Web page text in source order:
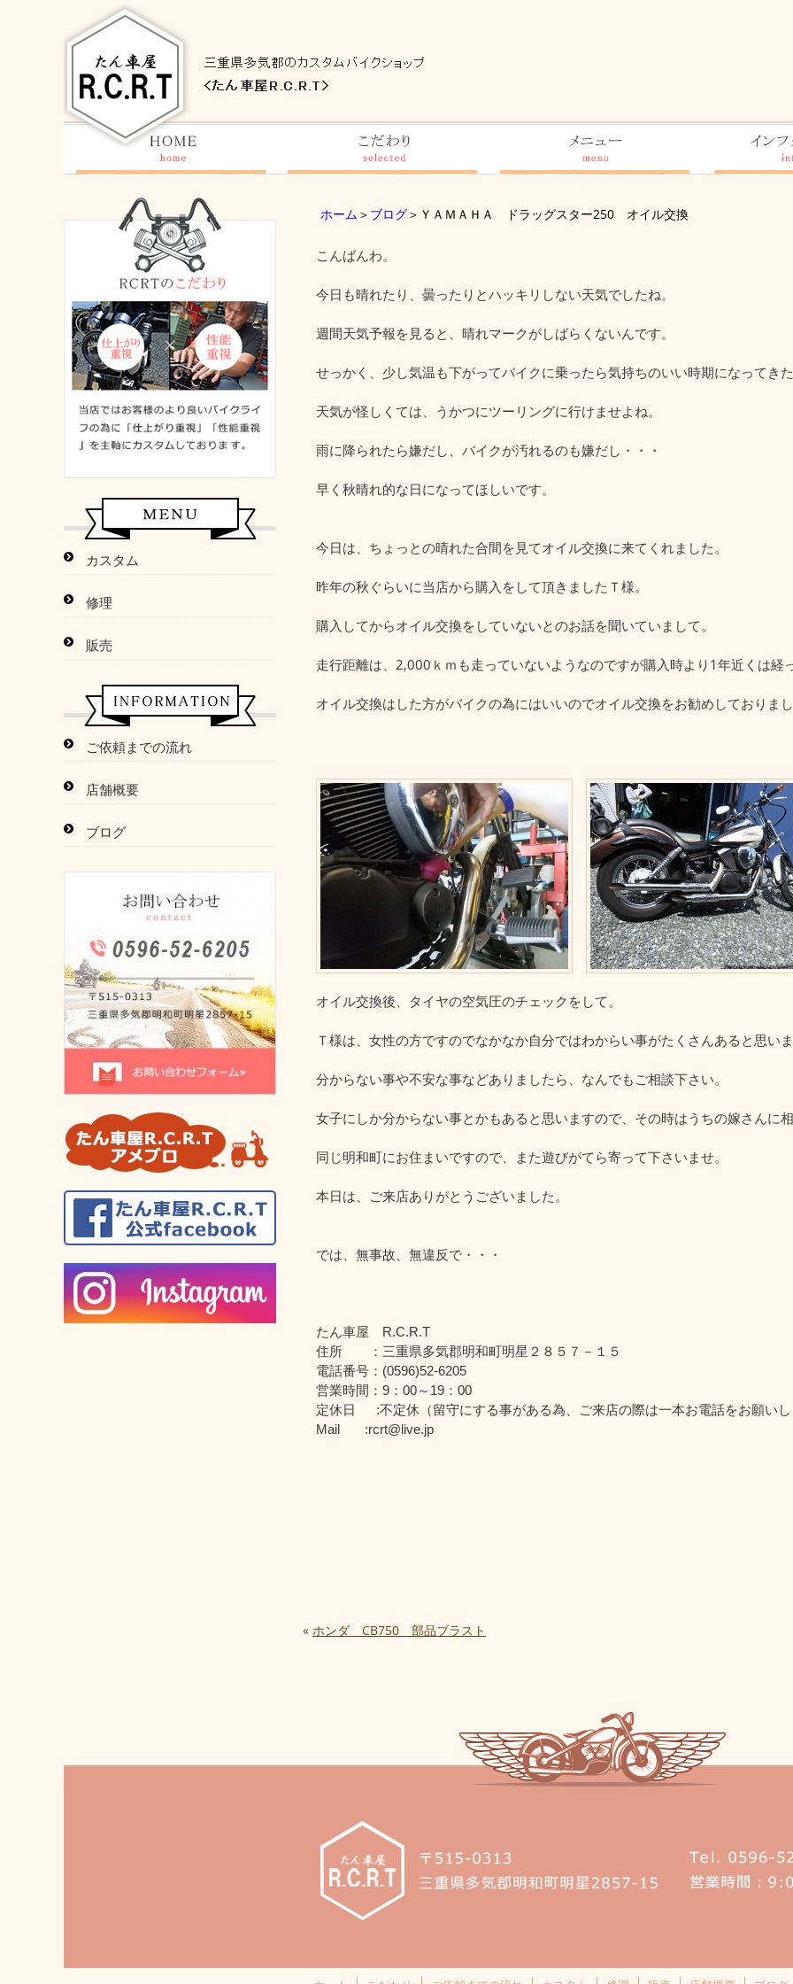
ホーム ＞ ブログ＞ＹＡＭＡＨＡ ドラッグスター250 オイル交換
こんばんわ。
今日も晴れたり、曇ったりとハッキリしない天気でしたね。
週間天気予報を見ると、晴れマークがしばらくないんです。
せっかく、少し気温も下がってバイクに乗ったら気持ちのいい時期になってき
天気が怪しくては、うかつにツーリングに行けませよね。
雨に降られたら嫌だし、バイクが汚れるのも嫌だし・・・
早く秋晴れ的な日になってほしいです。
今日は、ちょっとの晴れた合間を見てオイル交換に来てくれました。
昨年の秋ぐらいに当店から購入をして頂きましたＴ様。
購入してからオイル交換をしていないとのお話を聞いていまして。
走行距離は、2,000ｋｍも走っていないようなのですが購入時より1年近くは経
オイル交換はした方がバイクの為にはいいのでオイル交換をお勧めしておりま
オイル交換後、タイヤの空気圧のチェックをして。
Ｔ様は、女性の方ですのでなかなか自分ではわからい事がたくさんあると思い
分からない事や不安な事などありましたら、なんでもご相談下さい。
女子にしか分からない事とかもあると思いますので、その時はうちの嫁さんに
同じ明和町にお住まいですので、また遊びがてら寄って下さいませ。
本日は、ご来店ありがとうございました。
では、無事故、無違反で・・・
たん車屋 R.C.R.T
住所 ：三重県多気郡明和町明星２８５７－１５
電話番号：(0596)52-6205
営業時間：9：00～19：00
定休日 :不定休（留守にする事がある為、ご来店の際は一本お電話をお願い
Mail :rcrt@live.jp
« ホンダ CB750 部品ブラスト
カスタム
修理
販売
ご依頼までの流れ
店舗概要
ブログ